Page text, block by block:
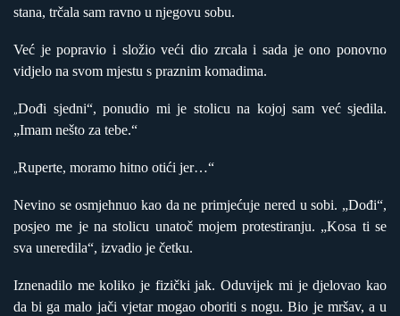
stana, trčala sam ravno u njegovu sobu.
Već je popravio i složio veći dio zrcala i sada je ono ponovno
vidjelo na svom mjestu s praznim komadima.
„Dođi sjedni“, ponudio mi je stolicu na kojoj sam već sjedila.
„Imam nešto za tebe.“
„Ruperte, moramo hitno otići jer…“
Nevino se osmjehnuo kao da ne primjećuje nered u sobi. „Dođi“,
posjeo me je na stolicu unatoč mojem protestiranju. „Kosa ti se
sva uneredila“, izvadio je četku.
Iznenadilo me koliko je fizički jak. Oduvijek mi je djelovao kao
da bi ga malo jači vjetar mogao oboriti s nogu. Bio je mršav, a u